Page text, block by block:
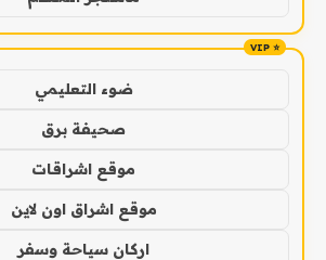
ضوء التعليمي
صحيفة برق
موقع اشراقات
موقع اشراق اون لاين
اركان سياحة وسفر